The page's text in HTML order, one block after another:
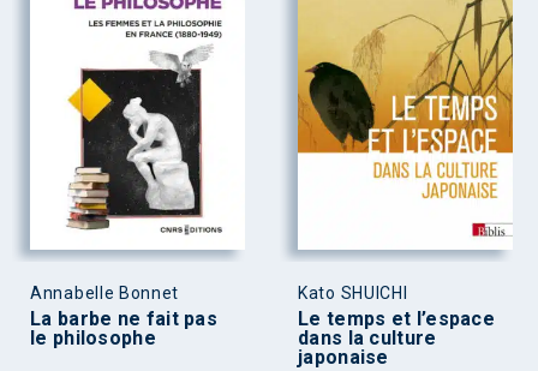
Annabelle Bonnet
La barbe ne fait pas
le philosophe
Kato SHUICHI
Le temps et l’espace
dans la culture
japonaise